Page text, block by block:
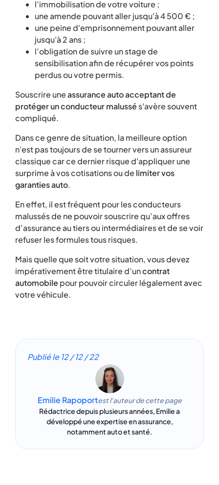
l’immobilisation de votre voiture ;
une amende pouvant aller jusqu'à 4 500 € ;
une peine d'emprisonnement pouvant aller
jusqu'à 2 ans ;
l’obligation de suivre un stage de
sensibilisation afin de récupérer vos points
perdus ou votre permis.
Souscrire uneassurance auto acceptant de
protéger un conducteur malussé s'avère souvent
compliqué.
Dans ce genre de situation, la meilleure option
n'est pas toujours de se tourner vers un assureur
classique car ce dernier risque d'appliquer une
surprime à vos cotisations ou de limiter vos
garanties auto.
En effet, il est fréquent pour les conducteurs
malussés de ne pouvoir souscrire qu’aux offres
d’assurance au tiers ou intermédiaires et de se voir
refuser les formules tous risques.
Mais quelle que soit votre situation, vous devez
impérativement être titulaire d’uncontrat
automobile pour pouvoir circuler légalement avec
votre véhicule.
Publié le 12 / 12 / 22
Emilie Rapoportest l'auteur de cette page
Rédactrice depuis plusieurs années, Emilie a
développé une expertise en assurance,
notamment auto et santé.